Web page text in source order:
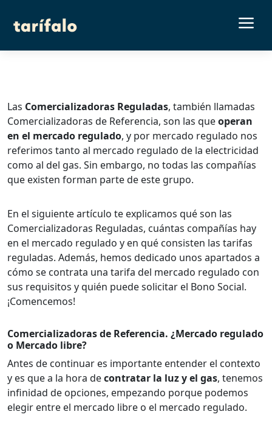
a
Las Comercializadoras Reguladas, también llamadas
Comercializadoras de Referencia, son las queoperan
en el mercado regulado, y por mercado regulado nos
referimos tanto al mercado regulado de la electricidad
como al del gas. Sin embargo, no todas las compañías
que existen forman parte de este grupo.
En el siguiente artículo te explicamos qué son las
Comercializadoras Reguladas, cuántas compañías hay
en el mercado regulado y en qué consisten las tarifas
reguladas. Además, hemos dedicado unos apartados a
cómo se contrata una tarifa del mercado regulado con
sus requisitos y quién puede solicitar el Bono Social.
¡Comencemos!
Comercializadoras de Referencia. ¿Mercado regulado
o Mercado libre?
Antes de continuar es importante entender el contexto
y es que a la hora decontratar la luz y el gas, tenemos
infinidad de opciones, empezando porque podemos
elegir entre el mercado libre o el mercado regulado.